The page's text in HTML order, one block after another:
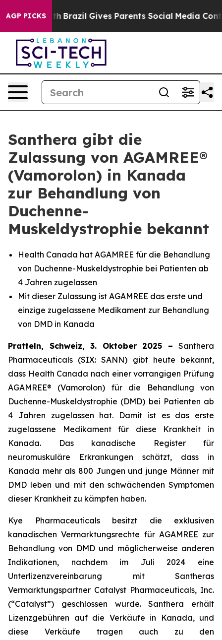
AGP PICKS
Youth Brazil Gives Parents Social Media Controls
Santhera gibt die
Zulassung von AGAMREE®
(Vamorolon) in Kanada
zur Behandlung von
Duchenne-
Muskeldystrophie bekannt
Health Canada hat AGAMREE für die Behandlung
von Duchenne-Muskeldystrophie bei Patienten ab
4 Jahren zugelassen
Mit dieser Zulassung ist AGAMREE das erste und
einzige zugelassene Medikament zur Behandlung
von DMD in Kanada
Pratteln, Schweiz, 3. Oktober 2025 – Santhera
Pharmaceuticals (SIX: SANN) gibt heute bekannt,
dass Health Canada nach einer vorrangigen Prüfung
AGAMREE® (Vamorolon) für die Behandlung von
Duchenne-Muskeldystrophie (DMD) bei Patienten ab
4 Jahren zugelassen hat. Damit ist es das erste
zugelassene Medikament für diese Krankheit in
Kanada. Das kanadische Register für
neuromuskuläre Erkrankungen schätzt, dass in
Kanada mehr als 800 Jungen und junge Männer mit
DMD leben und mit den schwächenden Symptomen
dieser Krankheit zu kämpfen haben.
Kye Pharmaceuticals besitzt die exklusiven
kanadischen Vermarktungsrechte für AGAMREE zur
Behandlung von DMD und möglicherweise anderen
Indikationen, nachdem im Juli 2024 eine
Unterlizenzvereinbarung mit Santheras
Vermarktungspartner Catalyst Pharmaceuticals, Inc.
(“Catalyst”) geschlossen wurde. Santhera erhält
Lizenzgebühren auf die Verkäufe in Kanada, und
diese Verkäufe tragen auch zu den